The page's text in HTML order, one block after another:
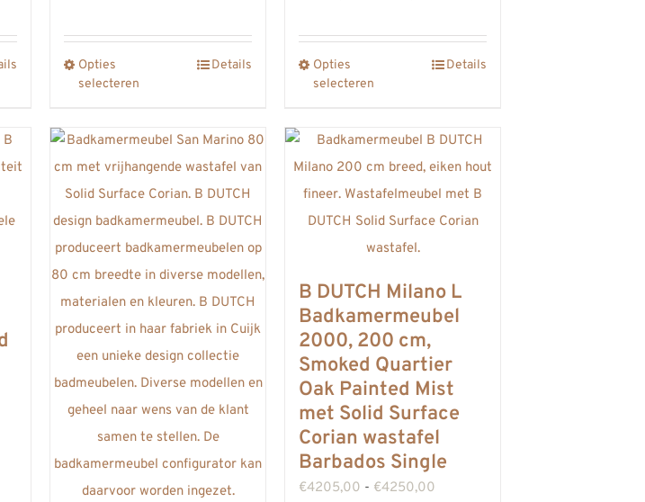
Opties
selecteren
meerdere
variaties.
Deze
optie
kan
gekozen
worden
op
de
productpagina
Details
tot
€4316,00
Opties
selecteren
meerdere
variaties.
Deze
optie
kan
gekozen
worden
op
de
productpagina
Details
B DUTCH Milano L
Badkamermeubel
2000, 200 cm,
Smoked Quartier
Oak Painted Mist
met Solid Surface
Corian wastafel
Barbados Single
€4205,00 - €4250,00